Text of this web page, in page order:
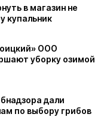
в магазин не
купальник
ООО
уборку озимой
дали
по выбору грибов